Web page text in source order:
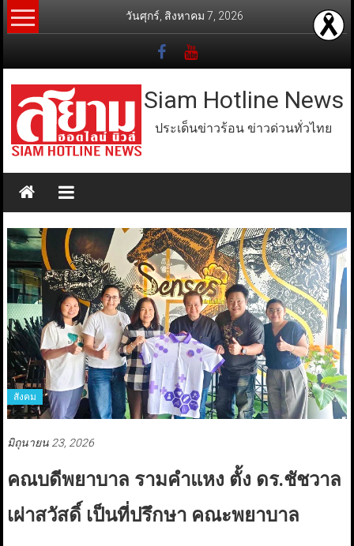
Skip
to
วันศุกร์, สิงหาคม 7, 2026
Siam Hotline News
ประเด็นข่าวร้อน ข่าวด่วนทั่วไทย
สังคม
มิถุนายน 23, 2026
คณบดีพยาบาล รามคำแหง ตั้ง ดร.ชัชวาล
เผ่าสวัสดิ์ เป็นที่ปรึกษา คณะพยาบาล